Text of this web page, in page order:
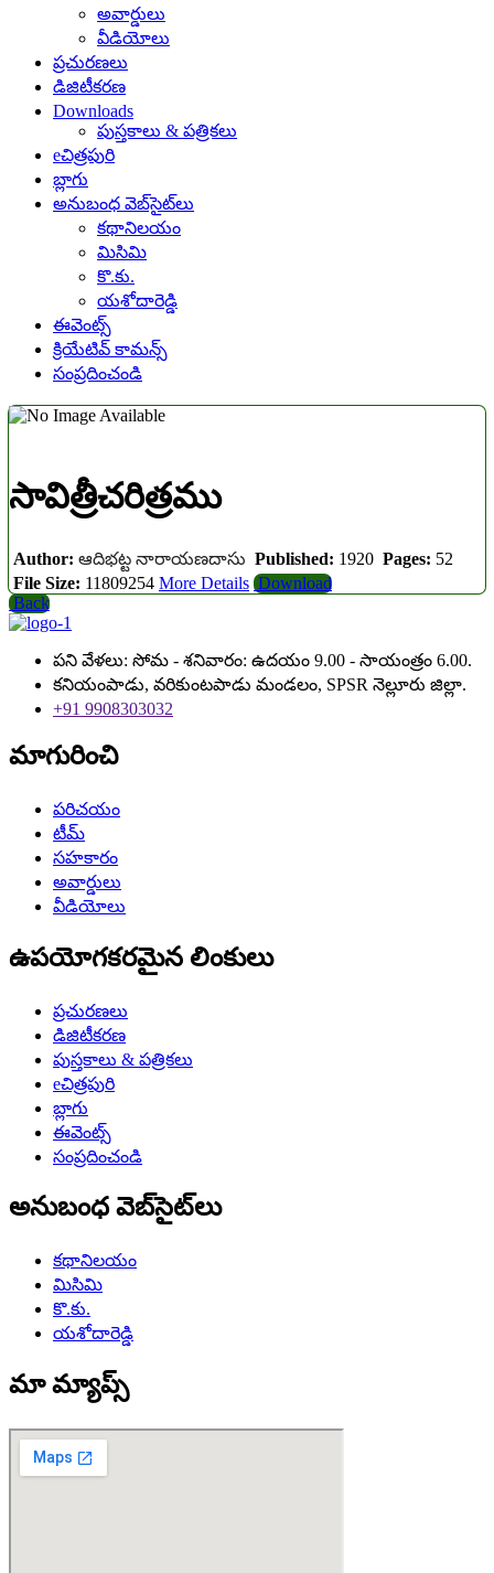
అవార్డులు
వీడియోలు
ప్రచురణలు
డిజిటీకరణ
Downloads
పుస్తకాలు & పత్రికలు
eచిత్రపురి
బ్లాగు
అనుబంధ వెబ్‌సైట్‌లు
కథానిలయం
మిసిమి
కొ.కు.
యశోదారెడ్డి
ఈవెంట్స్
క్రియేటివ్ కామన్స్
సంప్రదించండి
సావిత్రీచరిత్రము
Author: ఆదిభట్ట నారాయణదాసు Published: 1920 Pages: 52
File Size: 11809254 More Details Download
Back
పని వేళలు: సోమ - శనివారం: ఉదయం 9.00 - సాయంత్రం 6.00.
కనియంపాడు, వరికుంటపాడు మండలం, SPSR నెల్లూరు జిల్లా.
+91 9908303032
మాగురించి
పరిచయం
టీమ్
సహకారం
అవార్డులు
వీడియోలు
ఉపయోగకరమైన లింకులు
ప్రచురణలు
డిజిటీకరణ
పుస్తకాలు & పత్రికలు
eచిత్రపురి
బ్లాగు
ఈవెంట్స్
సంప్రదించండి
అనుబంధ వెబ్‌సైట్‌లు
కథానిలయం
మిసిమి
కొ.కు.
యశోదారెడ్డి
మా మ్యాప్స్